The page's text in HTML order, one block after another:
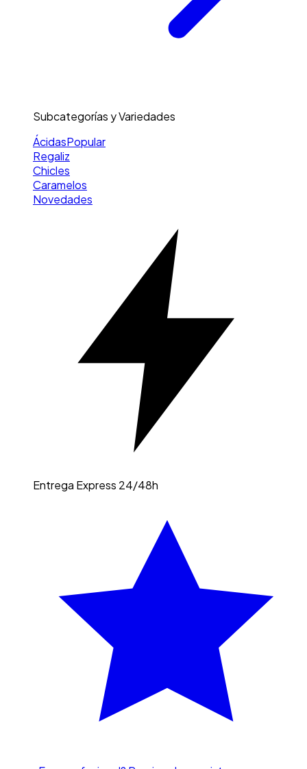
Subcategorías y Variedades
ÁcidasPopular
Regaliz
Chicles
Caramelos
Novedades
Entrega Express 24/48h